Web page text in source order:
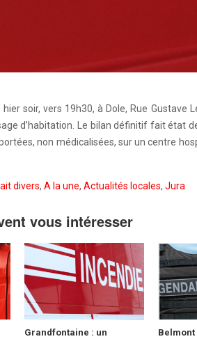
hier soir, vers 19h30, à Dole, Rue
d’habitation. Le bilan définitif fait état
non médicalisées, sur un centre
divers, A la une, Actualités locales, Jura
vous intéresser
Grandfontaine : un